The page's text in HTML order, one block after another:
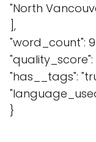
"North
],
"word_count":
"quality_score":
"has__tags":
}